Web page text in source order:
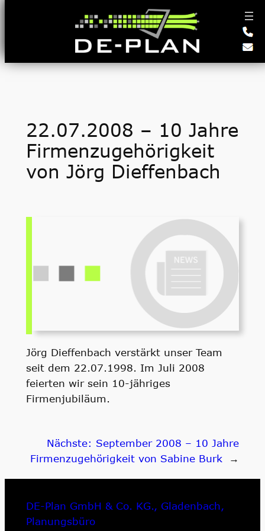
22.07.2008 – 10 Jahre
Firmenzugehörigkeit
von Jörg Dieffenbach
Jörg Dieffenbach verstärkt unser Team
seit dem 22.07.1998. Im Juli 2008
feierten wir sein 10-jähriges
Firmenjubiläum.
Nächste: September 2008 – 10 Jahre
Firmenzugehörigkeit von Sabine Burk
→
DE-Plan GmbH & Co. KG., Gladenbach,
Planungsbüro